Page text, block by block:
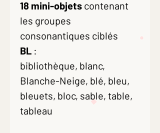
18 mini-objets contenant
les groupes
consonantiques ciblés
BL :
bibliothèque, blanc,
Blanche-Neige, blé, bleu,
bleuets, bloc, sable, table,
tableau